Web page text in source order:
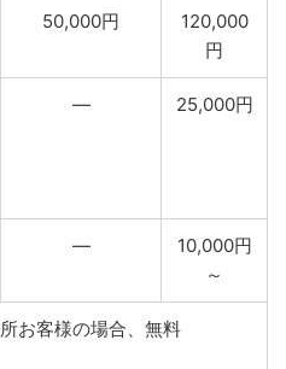
50,000円
120,000
円
― 25,000円
―
10,000円
～
お客様の場合、無料